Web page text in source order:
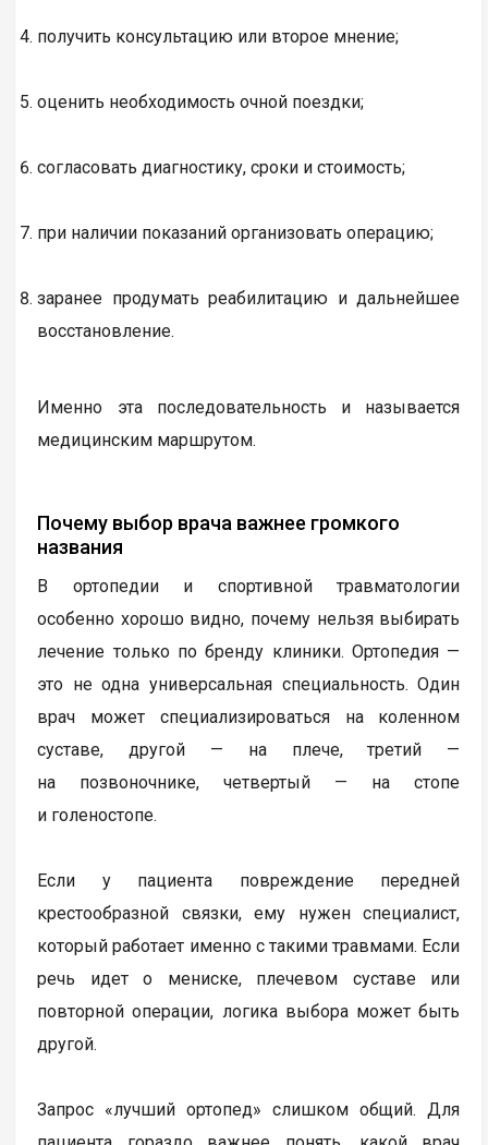
получить консультацию или второе мнение;
оценить необходимость очной поездки;
согласовать диагностику, сроки и стоимость;
при наличии показаний организовать операцию;
заранее продумать реабилитацию и дальнейшее
восстановление.
Именно эта последовательность и называется
медицинским маршрутом.
Почему выбор врача важнее громкого
названия
В ортопедии и спортивной травматологии
особенно хорошо видно, почему нельзя выбирать
лечение только по бренду клиники. Ортопедия —
это не одна универсальная специальность. Один
врач может специализироваться на коленном
суставе, другой — на плече, третий —
на позвоночнике, четвертый — на стопе
и голеностопе.
Если у пациента повреждение передней
крестообразной связки, ему нужен специалист,
который работает именно с такими травмами. Если
речь идет о мениске, плечевом суставе или
повторной операции, логика выбора может быть
другой.
Запрос «лучший ортопед» слишком общий. Для